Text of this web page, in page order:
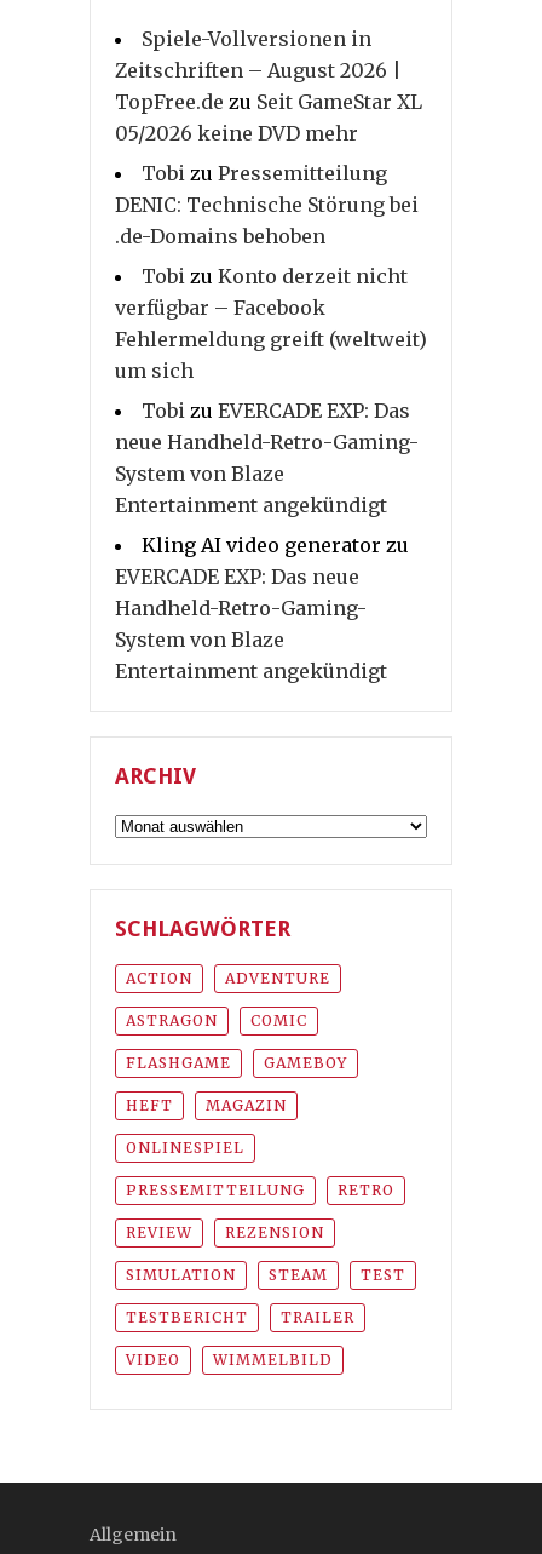
Spiele-Vollversionen in
Zeitschriften – August 2026 |
TopFree.de zu Seit GameStar XL
05/2026 keine DVD mehr
Tobi zu Pressemitteilung
DENIC: Technische Störung bei
.de-Domains behoben
Tobi zu Konto derzeit nicht
verfügbar – Facebook
Fehlermeldung greift (weltweit)
um sich
Tobi zu EVERCADE EXP: Das
neue Handheld-Retro-Gaming-
System von Blaze
Entertainment angekündigt
Kling AI video generator zu
EVERCADE EXP: Das neue
Handheld-Retro-Gaming-
System von Blaze
Entertainment angekündigt
ARCHIV
Archiv
SCHLAGWÖRTER
ACTION ADVENTURE
ASTRAGON COMIC
FLASHGAME GAMEBOY
HEFT MAGAZIN
ONLINESPIEL
PRESSEMITTEILUNG RETRO
REVIEW REZENSION
SIMULATION STEAM TEST
TESTBERICHT TRAILER
VIDEO WIMMELBILD
Allgemein